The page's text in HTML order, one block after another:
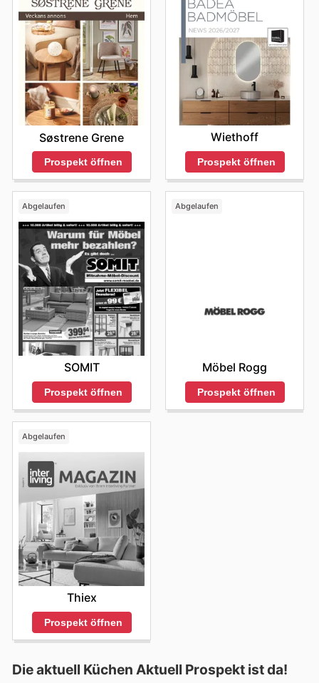
Søstrene Grene
Prospekt öffnen
Wiethoff
Prospekt öffnen
Abgelaufen
SOMIT
Prospekt öffnen
Abgelaufen
Möbel Rogg
Prospekt öffnen
Abgelaufen
Thiex
Prospekt öffnen
Die aktuell Küchen Aktuell Prospekt ist da!